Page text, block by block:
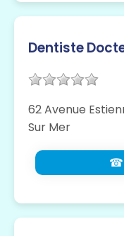
Dentiste
62 Avenue
Sur Mer
☎